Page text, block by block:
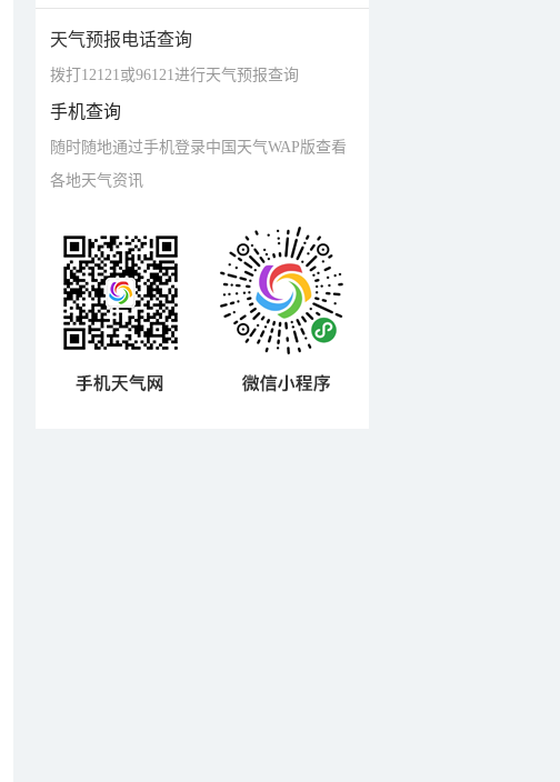
天气预报电话查询
拨打12121或96121进行天气预报查询
手机查询
随时随地通过手机登录中国天气WAP版查看
各地天气资讯